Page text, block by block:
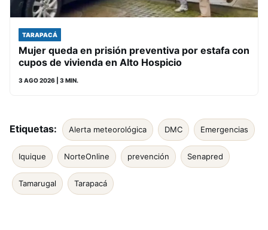
TARAPACÁ
Mujer queda en prisión preventiva por estafa con
cupos de vivienda en Alto Hospicio
3 AGO 2026 | 3 MIN.
Etiquetas: Alerta meteorológica DMC Emergencias
Iquique NorteOnline prevención Senapred
Tamarugal Tarapacá